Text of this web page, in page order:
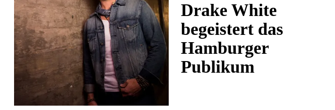
Drake White
begeistert das
Hamburger
Publikum